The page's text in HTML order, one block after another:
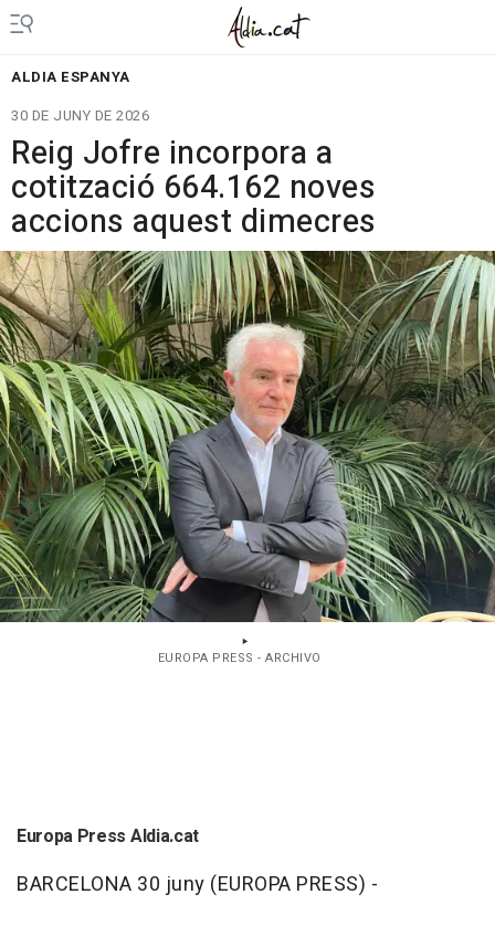
ALDIA ESPANYA
30 DE JUNY DE 2026
Reig Jofre incorpora a
cotització 664.162 noves
accions aquest dimecres
EUROPA PRESS - ARCHIVO
Europa Press Aldia.cat
BARCELONA 30 juny (EUROPA PRESS) -